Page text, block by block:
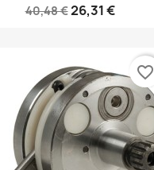
40,48 €26,31 €
favorite_border